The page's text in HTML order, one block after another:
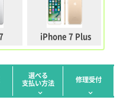
iPhone 7 Plus
選べる
支払い方法 修理受付